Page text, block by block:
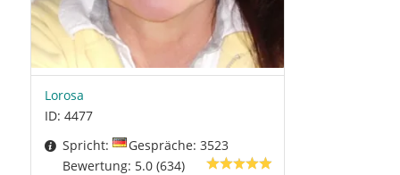
Lorosa
ID: 4477
Spricht:
Gespräche: 3523
Bewertung: 5.0 (634)